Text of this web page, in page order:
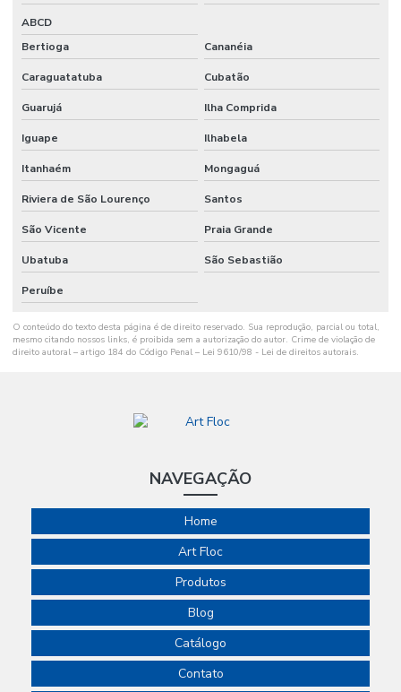
ABCD
Bertioga
Cananéia
Caraguatatuba Cubatão
Guarujá Ilha Comprida
Iguape Ilhabela
Itanhaém Mongaguá
Riviera de São Lourenço Santos
São Vicente Praia Grande
Ubatuba São Sebastião
Peruíbe
O conteúdo do texto desta página é de direito reservado. Sua reprodução, parcial ou total,
mesmo citando nossos links, é proibida sem a autorização do autor. Crime de violação de
direito autoral – artigo 184 do Código Penal – Lei 9610/98 - Lei de direitos autorais.
NAVEGAÇÃO
Home
Art Floc
Produtos
Blog
Catálogo
Contato